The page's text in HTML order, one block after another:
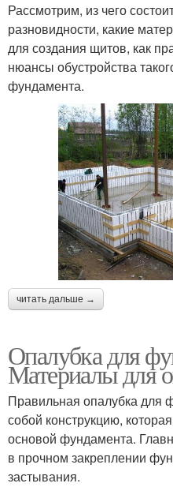
Рассмотрим, из чего
разновидности, какие
для создания щитов, как
нюансы обустройства
фундамента.
читать дальше →
Опалубка для
Материалы для
Правильная опалубка для
собой конструкцию,
основой фундамента.
в прочном закреплении
застывания.